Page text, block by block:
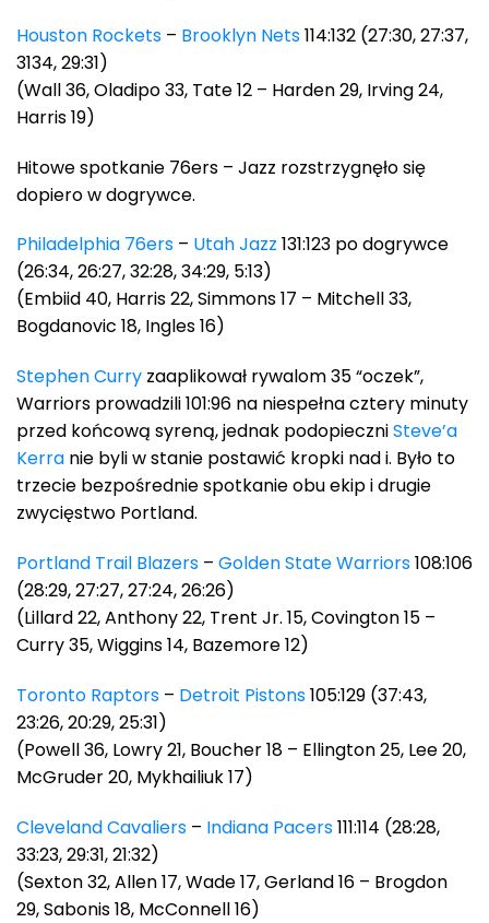
Houston Rockets – Brooklyn Nets114:132 (27:30, 27:37,
3134, 29:31)
(Wall 36, Oladipo 33, Tate 12 – Harden 29, Irving 24,
Harris 19)
Hitowe spotkanie 76ers – Jazz rozstrzygnęło się
dopiero w dogrywce.
Philadelphia 76ers – Utah Jazz 131:123 po dogrywce
(26:34, 26:27, 32:28, 34:29, 5:13)
(Embiid 40, Harris 22, Simmons 17 – Mitchell 33,
Bogdanovic 18, Ingles 16)
Stephen Curry zaaplikował rywalom 35 “oczek”,
Warriors prowadzili 101:96 na niespełna cztery minuty
przed końcową syreną, jednak podopieczniSteve’a
Kerra nie byli w stanie postawić kropki nad i. Było to
trzecie bezpośrednie spotkanie obu ekip i drugie
zwycięstwo Portland.
Portland Trail Blazers – Golden State Warriors108:106
(28:29, 27:27, 27:24, 26:26)
(Lillard 22, Anthony 22, Trent Jr. 15, Covington 15 –
Curry 35, Wiggins 14, Bazemore 12)
Toronto Raptors – Detroit Pistons105:129 (37:43,
23:26, 20:29, 25:31)
(Powell 36, Lowry 21, Boucher 18 – Ellington 25, Lee 20,
McGruder 20, Mykhailiuk 17)
Cleveland Cavaliers – Indiana Pacers111:114 (28:28,
33:23, 29:31, 21:32)
(Sexton 32, Allen 17, Wade 17, Gerland 16 – Brogdon
29, Sabonis 18, McConnell 16)